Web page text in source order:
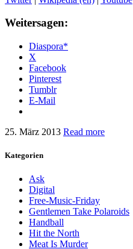
Weitersagen:
Diaspora*
X
Facebook
Pinterest
Tumblr
E-Mail
25. März 2013 Read more
Kategorien
Ask
Digital
Free-Music-Friday
Gentlemen Take Polaroids
Handball
Hit the North
Meat Is Murder